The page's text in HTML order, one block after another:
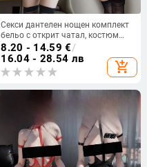
Секси дантелен нощен комплект
бельо с открит чатал, костюм
камериерка за ролеви игри
8.20 - 14.59 €/
16.04 - 28.54 лв
add_shopping_cart